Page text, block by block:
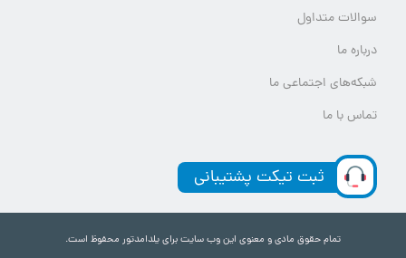
سوالات متداول
درباره ما
شبکه‌های اجتماعی ما
تماس با ما
ثبت تیکت پشتیبانی
تمام حقوق مادی و معنوی این وب سایت برای یلدامدتور محفوظ است.